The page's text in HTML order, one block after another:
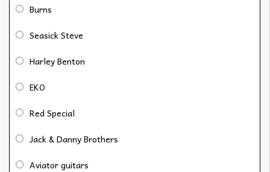
Burns
Seasick Steve
Harley Benton
EKO
Red Special
Jack & Danny Brothers
Aviator guitars